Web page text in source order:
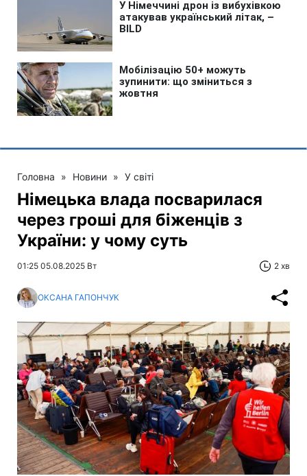
Головна » Новини » У світі
Німецька влада посварилася
через гроші для біженців з
України: у чому суть
01:25 05.08.2025 Вт 2 хв
ОКСАНА ГАПОНЧУК